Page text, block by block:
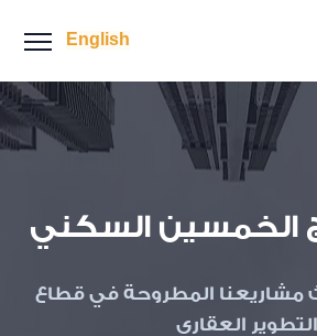
English
الخمسين السكني
المطروحة في قطاع
التطوير العقاري